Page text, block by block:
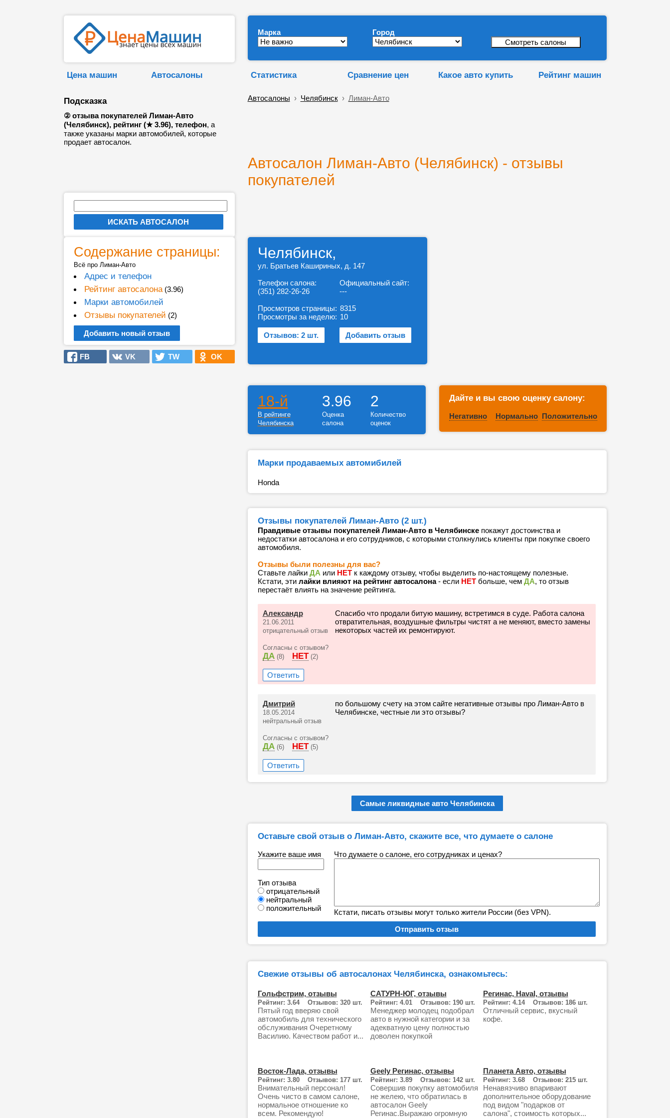
Марка Город
Цена машин Автосалоны Статистика Сравнение цен Какое авто купить Рейтинг машин
Подсказка
② отзыва покупателей Лиман-Авто
(Челябинск), рейтинг (★ 3.96), телефон, а
также указаны марки автомобилей, которые
продает автосалон.
Автосалоны › Челябинск› Лиман-Авто
Автосалон Лиман-Авто (Челябинск) - отзывы
покупателей
Содержание страницы:
Всё про Лиман-Авто
Адрес и телефон
Рейтинг автосалона(3.96)
Марки автомобилей
Отзывы покупателей (2)
Добавить новый отзыв
FB VK TW OK
Челябинск,
ул. Братьев Кашириных, д. 147
Телефон салона:
(351) 282-26-26
Официальный сайт:
---
Просмотров страницы:
Просмотры за неделю:
8315
10
Отзывов: 2 шт. Добавить отзыв
18-й
В рейтинге
Челябинска
3.96
Оценка
салона
2
Количество
оценок
Дайте и вы свою оценку салону:
Негативно Нормально Положительно
Марки продаваемых автомибилей
Honda
Отзывы покупателей Лиман-Авто (2 шт.)
Правдивые отзывы покупателей Лиман-Авто в Челябинскепокажут достоинства и
недостатки автосалона и его сотрудников, с которыми столкнулись клиенты при покупке своего
автомобиля.
Отзывы были полезны для вас?
Ставьте лайки ДА или НЕТк каждому отзыву, чтобы выделить по-настоящему полезные.
Кстати, эти лайки влияют на рейтинг автосалона- если НЕТбольше, чем ДА, то отзыв
перестаёт влиять на значение рейтинга.
Александр
21.06.2011
отрицательный отзыв
Согласны с отзывом?
ДА (8) НЕТ (2)
Спасибо что продали битую машину, встретимся в суде. Работа салона
отвратительная, воздушные фильтры чистят а не меняют, вместо замены
некоторых частей их ремонтируют.
Ответить
Дмитрий
18.05.2014
нейтральный отзыв
Согласны с отзывом?
ДА (6) НЕТ (5)
по большому счету на этом сайте негативные отзывы про Лиман-Авто в
Челябинске, честные ли это отзывы?
Ответить
Самые ликвидные авто Челябинска
Оставьте свой отзыв о Лиман-Авто, скажите все, что думаете о салоне
Укажите ваше имя
Тип отзыва
отрицательный
нейтральный
положительный
Что думаете о салоне, его сотрудниках и ценах?
Кстати, писать отзывы могут только жители России (без VPN).
Свежие отзывы об автосалонах Челябинска, ознакомьтесь:
Гольфстрим, отзывы
Рейтинг: 3.64 Отзывов: 320 шт.
Пятый год вверяю свой
автомобиль для технического
обслуживания Очеретному
Василию. Качеством работ и...
САТУРН-ЮГ, отзывы
Рейтинг: 4.01 Отзывов: 190 шт.
Менеджер молодец подобрал
авто в нужной категории и за
адекватную цену полностью
доволен покупкой
Регинас, Haval, отзывы
Рейтинг: 4.14 Отзывов: 186 шт.
Отличный сервис, вкусный
кофе.
Восток-Лада, отзывы
Рейтинг: 3.80 Отзывов: 177 шт.
Внимательный персонал!
Очень чисто в самом салоне,
нормальное отношение ко
всем. Рекомендую!
Geely Регинас, отзывы
Рейтинг: 3.89 Отзывов: 142 шт.
Совершив покупку автомобиля
не желею, что обратилась в
автосалон Geely
Регинас.Выражаю огромную
Планета Авто, отзывы
Рейтинг: 3.68 Отзывов: 215 шт.
Ненавязчиво впаривают
дополнительное оборудование
под видом "подарков от
салона", стоимость которых...